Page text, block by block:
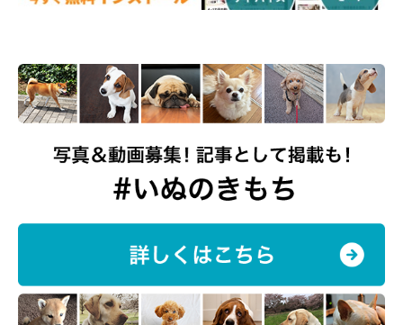
いつも外にいる外飼いの犬の場合、夏場の暑さ対策はどうしたら
いいのでしょうか？
こまめに打ち水をする